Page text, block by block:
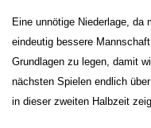
Eine unnötige Niederlage,
eindeutig bessere
Grundlagen zu legen, damit
nächsten Spielen endlich
in dieser zweiten Halbzeit